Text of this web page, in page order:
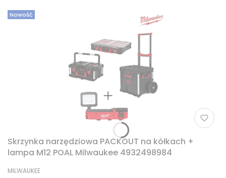
Nowość
Skrzynka narzędziowa PACKOUT na kółkach +
lampa M12 POAL Milwaukee 4932498984
PRODUCENT
MILWAUKEE